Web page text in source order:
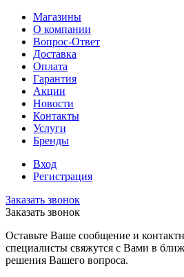
Магазины
О компании
Вопрос-Ответ
Доставка
Оплата
Гарантия
Акции
Новости
Контакты
Услуги
Бренды
Вход
Регистрация
Заказать звонок
Заказать звонок
Оставьте Ваше сообщение и
специалисты свяжутся с Вами в
решения Вашего вопроса.